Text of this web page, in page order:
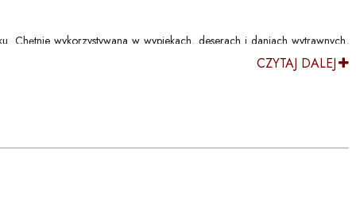
Chętnie wykorzystywana w wypiekach, deserach i daniach wytrawnych,
kwasowością. Dzięki temu świetnie komponuje się z wieloma produktami
CZYTAJ DALEJ